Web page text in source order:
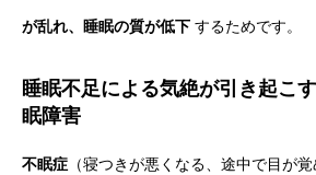
が乱れ、睡眠の質が低下 するためです。
睡眠不足による気絶が引き起こ
眠障害
不眠症 （寝つきが悪くなる、途中で目が覚